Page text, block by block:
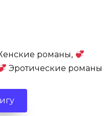
романы,
Эротические романы